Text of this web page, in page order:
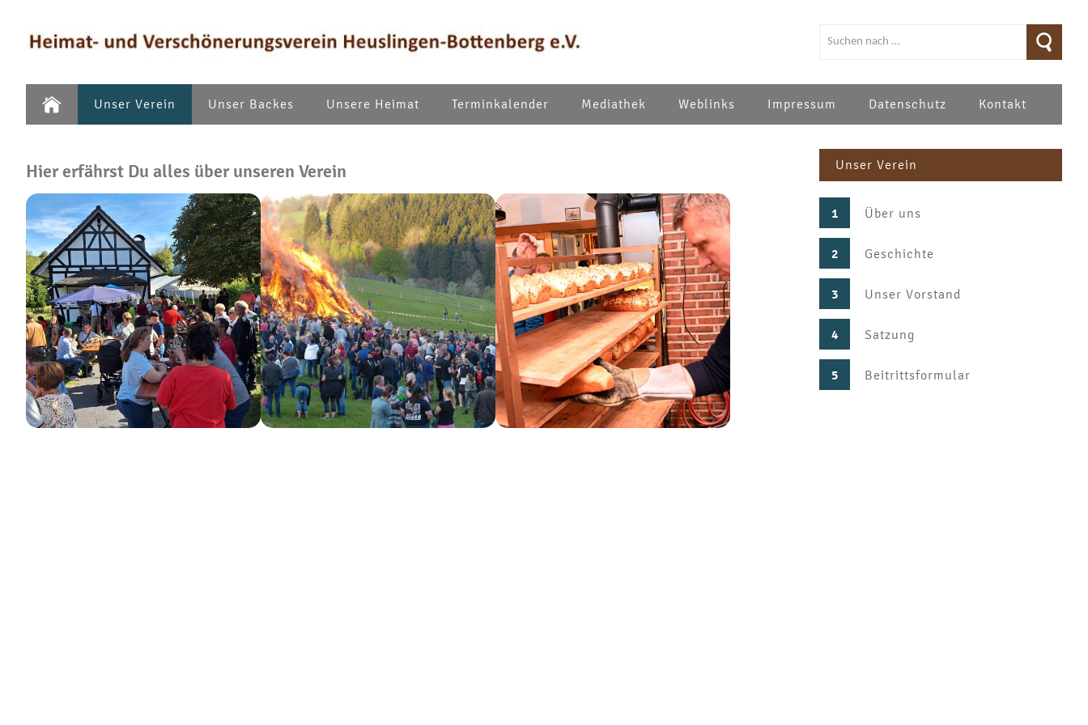
Unser Verein Unser Backes Unsere Heimat Terminkalender Mediathek Weblinks Impressum Datenschutz Kontakt
Unser Verein
1 Über uns
2 Geschichte
3 Unser Vorstand
4 Satzung
5 Beitrittsformular
Hier erfährst Du alles über unseren Verein